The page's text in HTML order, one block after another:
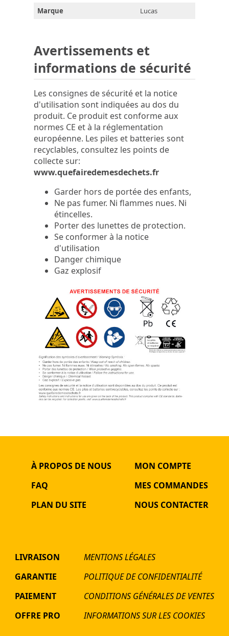
Marque
Lucas
Avertissements et
informations de sécurité
Les consignes de sécurité et la notice
d'utilisation sont indiquées au dos du
produit. Ce produit est conforme aux
normes CE et à la réglementation
européenne. Les piles et batteries sont
recyclables, consultez les points de
collecte sur:
www.quefairedemesdechets.fr
Garder hors de portée des enfants,
Ne pas fumer. Ni flammes nues. Ni
étincelles.
Porter des lunettes de protection.
Se conformer à la notice
d'utilisation
Danger chimique
Gaz explosif
À PROPOS DE NOUS
FAQ
PLAN DU SITE
MON COMPTE
MES COMMANDES
NOUS CONTACTER
LIVRAISON
GARANTIE
PAIEMENT
OFFRE PRO
MENTIONS LÉGALES
POLITIQUE DE CONFIDENTIALITÉ
CONDITIONS GÉNÉRALES DE VENTES
INFORMATIONS SUR LES COOKIES